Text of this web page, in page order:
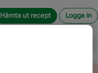
Hämta ut recept Logga in